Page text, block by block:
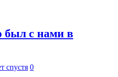
был с нами в
спустя 0